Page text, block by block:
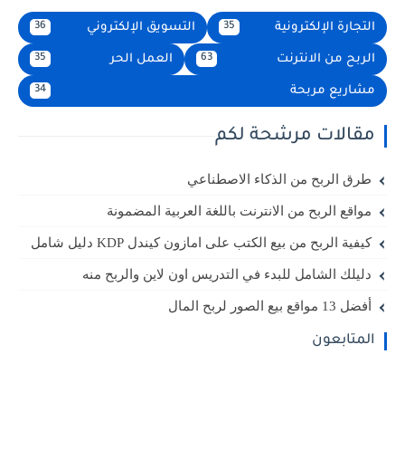
التجارة الإلكترونية التسويق الإلكتروني
الربح من الانترنت العمل الحر
مشاريع مربحة
مقالات مرشحة لكم
طرق الربح من الذكاء الاصطناعي
مواقع الربح من الانترنت باللغة العربية المضمونة
كيفية الربح من بيع الكتب على امازون كيندل KDP دليل شامل
دليلك الشامل للبدء في التدريس اون لاين والربح منه
أفضل 13 مواقع بيع الصور لربح المال
المتابعون